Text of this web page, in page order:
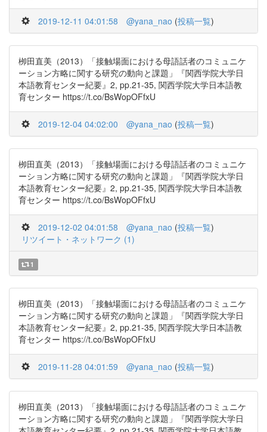
2019-12-11 04:01:58 @yana_nao (投稿一覧)
栁田直美（2013）「接触場面における母語話者のコミュニケ
ーション方略に関する研究の動向と課題」『関西学院大学日
本語教育センター紀要』2, pp.21-35, 関西学院大学日本語教
育センター https://t.co/BsWopOFfxU
2019-12-04 04:02:00 @yana_nao (投稿一覧)
栁田直美（2013）「接触場面における母語話者のコミュニケ
ーション方略に関する研究の動向と課題」『関西学院大学日
本語教育センター紀要』2, pp.21-35, 関西学院大学日本語教
育センター https://t.co/BsWopOFfxU
2019-12-02 04:01:58 @yana_nao (投稿一覧)
リツイート・ネットワーク (1)
1
栁田直美（2013）「接触場面における母語話者のコミュニケ
ーション方略に関する研究の動向と課題」『関西学院大学日
本語教育センター紀要』2, pp.21-35, 関西学院大学日本語教
育センター https://t.co/BsWopOFfxU
2019-11-28 04:01:59 @yana_nao (投稿一覧)
栁田直美（2013）「接触場面における母語話者のコミュニケ
ーション方略に関する研究の動向と課題」『関西学院大学日